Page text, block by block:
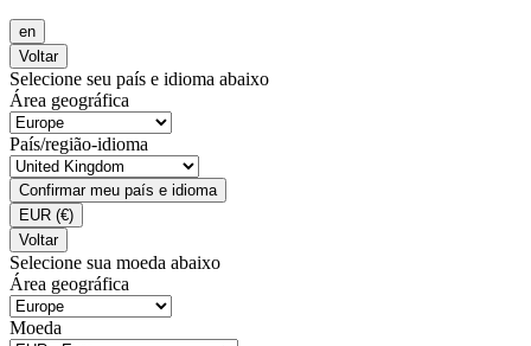
en
Voltar
Selecione seu país e idioma abaixo
Área geográfica
País/região-idioma
Confirmar meu país e idioma
EUR (€)
Voltar
Selecione sua moeda abaixo
Área geográfica
Moeda